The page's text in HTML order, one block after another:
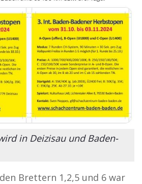
in Deizisau und Baden-
Brettern 1,2,5 und 6 war